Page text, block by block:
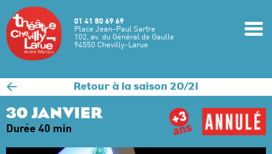
Aller au contenu principal
01 41 80 69 69
Place Jean-Paul Sartre
102, av. du Général de Gaulle
94550 Chevilly-Larue
< Retour à la saison 20/21
30 JANVIER
Durée 40 min